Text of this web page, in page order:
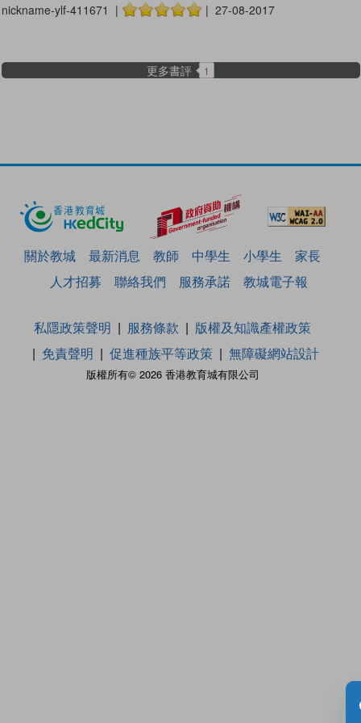
nickname-ylf-411671 | | 27-08-2017
更多書評 1
關於教城 最新消息 教師 中學生 小學生
家長
人才招募
聯絡我們 服務承諾 教城電子報
版權所有© 2026 香港教育城有限公司
私隱政策聲明 服務條款
版權及知識產權政策
免責聲明
促進種族平等政策 無障礙網站設計